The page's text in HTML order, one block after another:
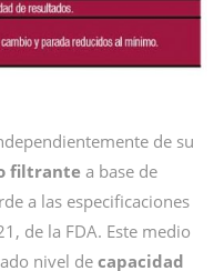
de su
filtrante a base de
a las especificaciones
de la FDA. Este medio
nivel de capacidad